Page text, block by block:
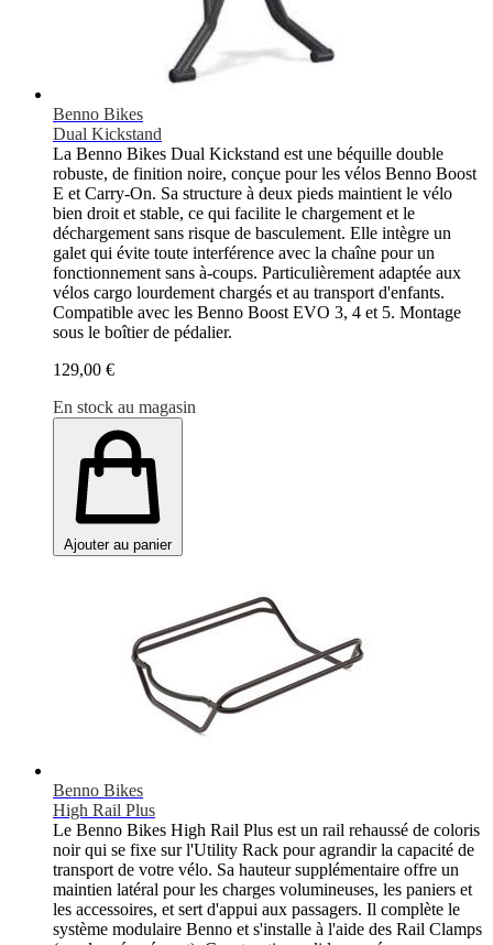
Benno Bikes
Dual Kickstand
La Benno Bikes Dual Kickstand est une béquille double
robuste, de finition noire, conçue pour les vélos Benno Boost
E et Carry-On. Sa structure à deux pieds maintient le vélo
bien droit et stable, ce qui facilite le chargement et le
déchargement sans risque de basculement. Elle intègre un
galet qui évite toute interférence avec la chaîne pour un
fonctionnement sans à-coups. Particulièrement adaptée aux
vélos cargo lourdement chargés et au transport d'enfants.
Compatible avec les Benno Boost EVO 3, 4 et 5. Montage
sous le boîtier de pédalier.
129,00 €
En stock au magasin
Ajouter au panier
Benno Bikes
High Rail Plus
Le Benno Bikes High Rail Plus est un rail rehaussé de coloris
noir qui se fixe sur l'Utility Rack pour agrandir la capacité de
transport de votre vélo. Sa hauteur supplémentaire offre un
maintien latéral pour les charges volumineuses, les paniers et
les accessoires, et sert d'appui aux passagers. Il complète le
système modulaire Benno et s'installe à l'aide des Rail Clamps